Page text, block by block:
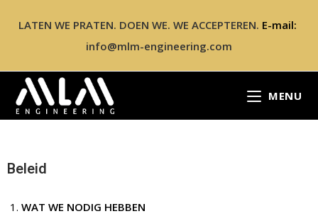
LATEN WE PRATEN. DOEN WE. WE ACCEPTEREN. E-mail:
info@mlm-engineering.com
MENU
Beleid
WAT WE NODIG HEBBEN